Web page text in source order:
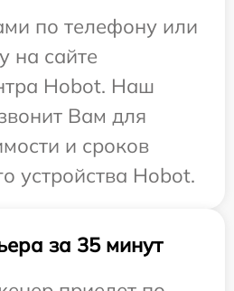
по телефону или
на сайте
Hobot. Наш
Вам для
и сроков
устройства Hobot.
за 35 минут